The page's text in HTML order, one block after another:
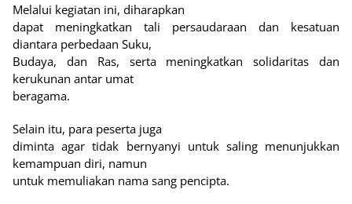
Melalui kegiatan ini, diharapkan
dapat meningkatkan tali persaudaraan dan kesatuan
diantara perbedaan Suku,
Budaya, dan Ras, serta meningkatkan solidaritas dan
kerukunan antar umat
beragama.
Selain itu, para peserta juga
diminta agar tidak bernyanyi untuk saling menunjukkan
kemampuan diri, namun
untuk memuliakan nama sang pencipta.